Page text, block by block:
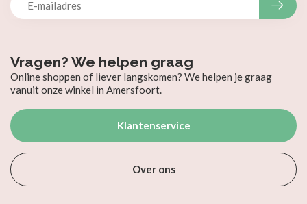
Vragen? We helpen graag
Online shoppen of liever langskomen? We helpen je graag
vanuit onze winkel in Amersfoort.
Klantenservice
Over ons